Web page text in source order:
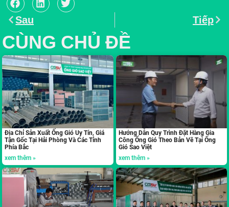
Sau Tiếp
CÙNG CHỦ ĐỀ
Địa Chỉ Sản Xuất Ống Gió Uy Tín, Giá
Tận Gốc Tại Hải Phòng Và Các Tỉnh
Phía Bắc
xem thêm »
Hướng Dẫn Quy Trình Đặt Hàng Gia
Công Ống Gió Theo Bản Vẽ Tại Ống
Gió Sao Việt
xem thêm »